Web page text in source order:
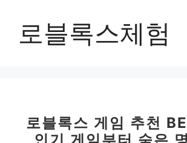
로블록스체험
로블록스 게임 추천